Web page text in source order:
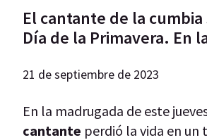
El cantante de la
Día de la Primavera. En
21 de septiembre de 2023
En la madrugada de este
cantante perdió la vida en